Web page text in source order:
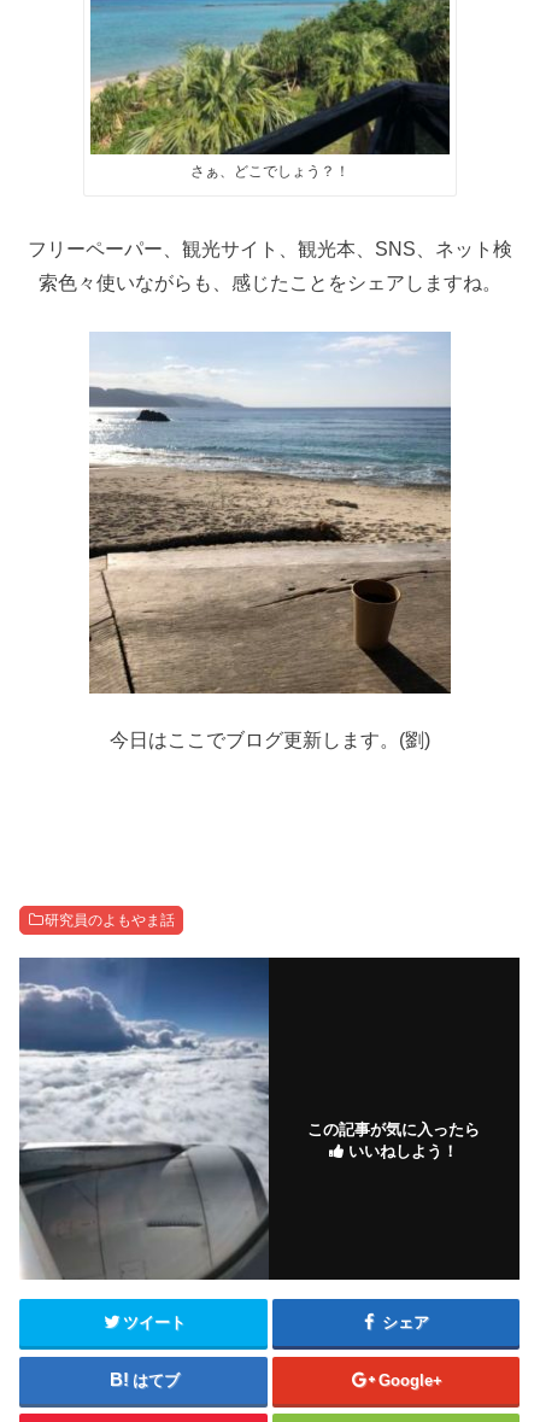
さぁ、どこでしょう？！
フリーペーパー、観光サイト、観光本、SNS、ネット検
索色々使いながらも、感じたことをシェアしますね。
今日はここでブログ更新します。(劉)
研究員のよもやま話
この記事が気に入ったら
いいねしよう！
ツイート シェア
はてブ Google+